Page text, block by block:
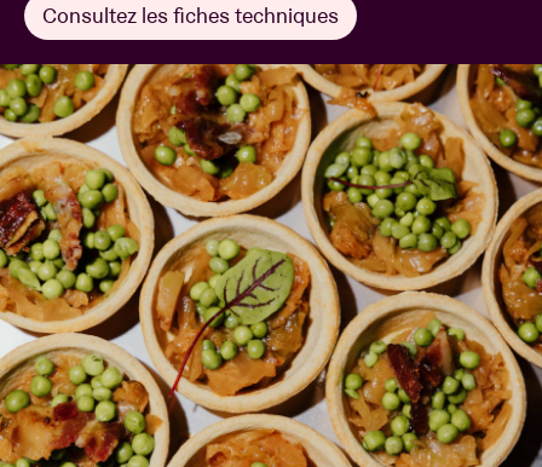
Consultez les fiches techniques